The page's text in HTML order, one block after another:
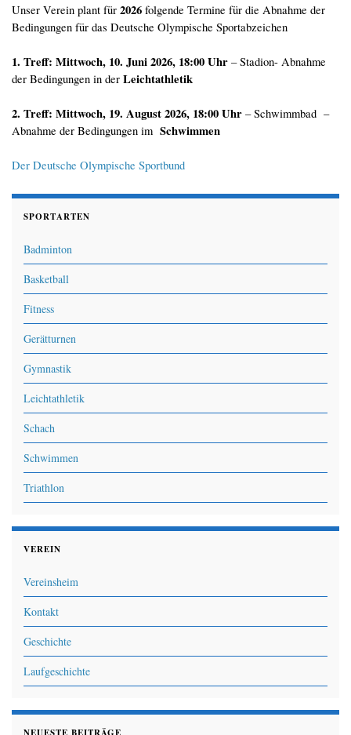
Unser Verein plant für 2026 folgende Termine für die Abnahme der
Bedingungen für das Deutsche Olympische Sportabzeichen
1. Treff: Mittwoch, 10. Juni 2026, 18:00 Uhr – Stadion- Abnahme
der Bedingungen in der Leichtathletik
2. Treff: Mittwoch, 19. August 2026, 18:00 Uhr – Schwimmbad –
Abnahme der Bedingungen im Schwimmen
Der Deutsche Olympische Sportbund
SPORTARTEN
Badminton
Basketball
Fitness
Gerätturnen
Gymnastik
Leichtathletik
Schach
Schwimmen
Triathlon
VEREIN
Vereinsheim
Kontakt
Geschichte
Laufgeschichte
NEUESTE BEITRÄGE